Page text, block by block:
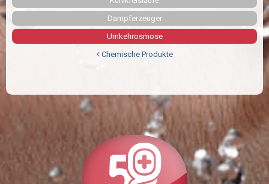
Dampferzeuger
Umkehrosmose
Chemische Produkte